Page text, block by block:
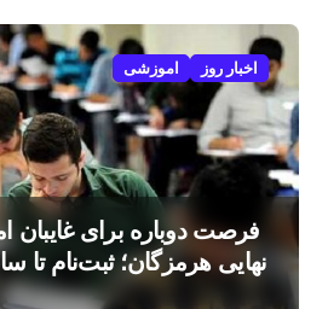
اخبار روز اموزشی
فرصت دوباره برای غایبان